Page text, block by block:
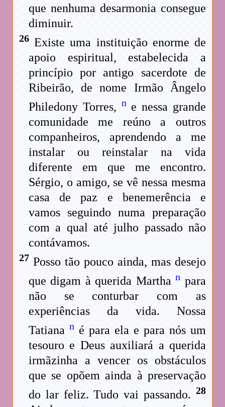
que nenhuma desarmonia consegue
diminuir.
26 Existe uma instituição enorme de
apoio espiritual, estabelecida a
princípio por antigo sacerdote de
Ribeirão, de nome Irmão Ângelo
Philedony Torres, ne nessa grande
comunidade me reúno a outros
companheiros, aprendendo a me
instalar ou reinstalar na vida
diferente em que me encontro.
Sérgio, o amigo, se vê nessa mesma
casa de paz e benemerência e
vamos seguindo numa preparação
com a qual até julho passado não
contávamos.
27 Posso tão pouco ainda, mas desejo
que digam à querida Marthan para
não se conturbar com as
experiências da vida. Nossa
Tatiana n é para ela e para nós um
tesouro e Deus auxiliará a querida
irmãzinha a vencer os obstáculos
que se opõem ainda à preservação
do lar feliz. Tudo vai passando. 28